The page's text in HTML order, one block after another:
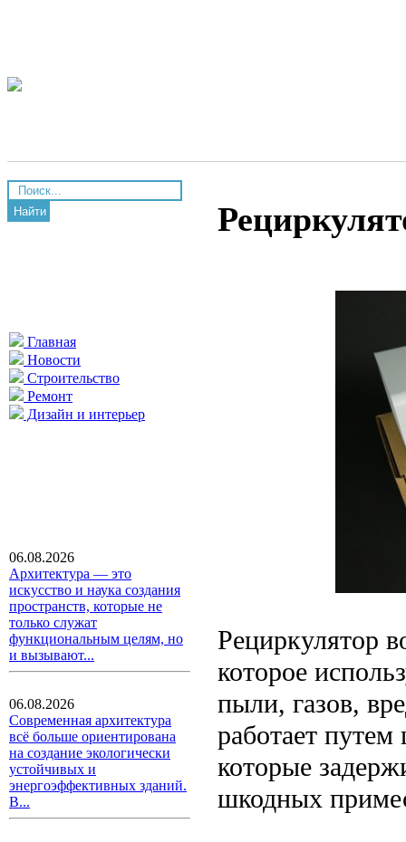
Найти
Главная
Новости
Строительство
Ремонт
Дизайн и интерьер
06.08.2026
Архитектура — это
искусство и наука создания
пространств, которые не
только служат
функциональным целям, но
и вызывают...
06.08.2026
Современная архитектура
всё больше ориентирована
на создание экологически
устойчивых и
энергоэффективных зданий.
В...
Рециркулятор
которое
пыли, газов,
работает
которые
шкодных